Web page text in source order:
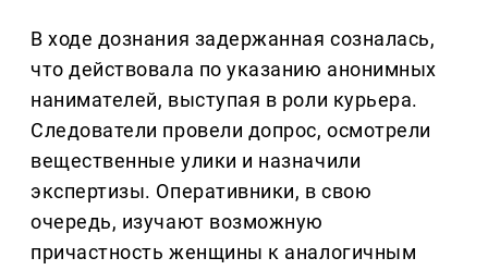
В ходе дознания задержанная созналась,
что действовала по указанию анонимных
нанимателей, выступая в роли курьера.
Следователи провели допрос, осмотрели
вещественные улики и назначили
экспертизы. Оперативники, в свою
очередь, изучают возможную
причастность женщины к аналогичным